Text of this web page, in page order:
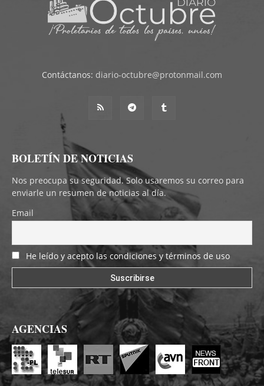
Contáctanos: diario-octubre@protonmail.com
BOLETÍN DE NOTICIAS
Nos preocupa su seguridad. Solo usaremos su correo para
enviarle un resumen de noticias al día.
Email
He leído y acepto las condiciones y términos de uso
AGENCIAS